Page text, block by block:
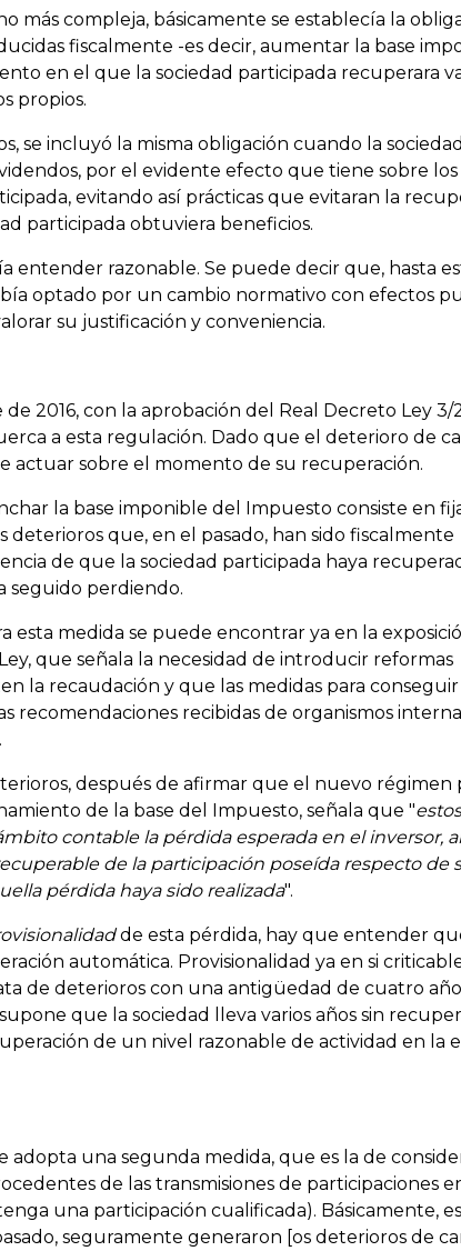
más compleja, básicamente se establecía la
fiscalmente -es decir, aumentar la base
en el que la sociedad participada recuperara
propios.
se incluyó la misma obligación cuando la sociedad
por el evidente efecto que tiene sobre
evitando así prácticas que evitaran la
participada obtuviera beneficios.
entender razonable. Se puede decir que, hasta
optado por un cambio normativo con efectos
su justificación y conveniencia.
2016, con la aprobación del Real Decreto Ley 3/
a esta regulación. Dado que el deterioro de
actuar sobre el momento de su recuperación.
la base imponible del Impuesto consiste en
deterioros que, en el pasado, han sido fiscalmente
de que la sociedad participada haya
seguido perdiendo.
esta medida se puede encontrar ya en la
que señala la necesidad de introducir reformas
la recaudación y que las medidas para
recomendaciones recibidas de organismos
después de afirmar que el nuevo régimen
de la base del Impuesto, señala que "estos
contable la pérdida esperada en el inversor,
de la participación poseída respecto de
pérdida haya sido realizada".
de esta pérdida, hay que entender
automática. Provisionalidad ya en si criticable
de deterioros con una antigüedad de cuatro
que la sociedad lleva varios años sin
de un nivel razonable de actividad en la
adopta una segunda medida, que es la de
de las transmisiones de participaciones
una participación cualificada). Básicamente,
seguramente generaron [os deterioros de